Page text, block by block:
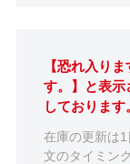
【恐れ入り
す。】と表示
しております
在庫の更新は
文のタイミン